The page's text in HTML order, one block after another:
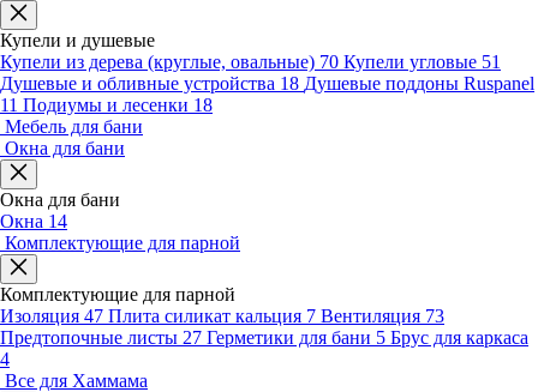
Купели и душевые
Купели из дерева (круглые, овальные) 70 Купели угловые 51
Душевые и обливные устройства 18 Душевые поддоны Ruspanel
11 Подиумы и лесенки 18
Мебель для бани
Окна для бани
Окна для бани
Окна 14
Комплектующие для парной
Комплектующие для парной
Изоляция 47 Плита силикат кальция 7 Вентиляция 73
Предтопочные листы 27 Герметики для бани 5 Брус для каркаса
4
Все для Хаммама